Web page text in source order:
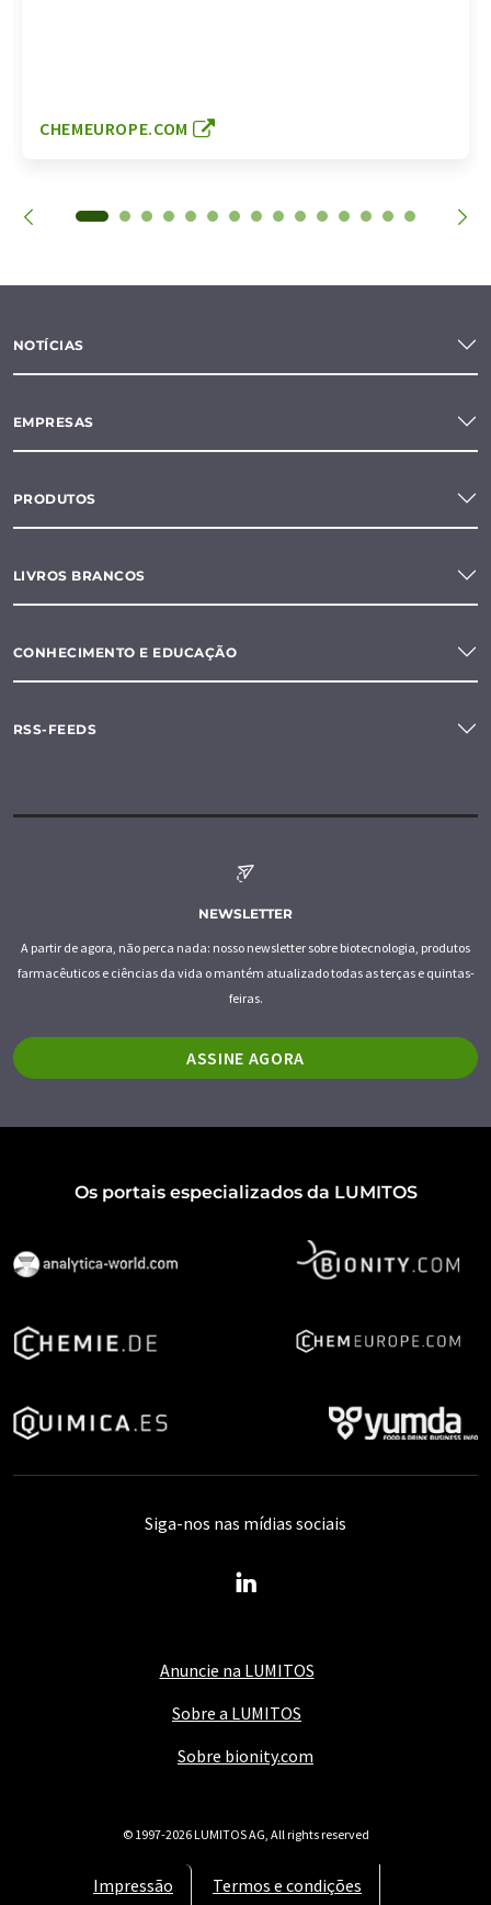
CHEMEUROPE.COM
NOTÍCIAS
EMPRESAS
PRODUTOS
LIVROS BRANCOS
CONHECIMENTO E EDUCAÇÃO
RSS-FEEDS
NEWSLETTER
A partir de agora, não perca nada: nosso newsletter sobre biotecnologia, produtos
farmacêuticos e ciências da vida o mantém atualizado todas as terças e quintas-
feiras.
ASSINE AGORA
Os portais especializados da LUMITOS
Anuncie na LUMITOS
Sobre a LUMITOS
Sobre bionity.com
Impressão Termos e condições
Siga-nos nas mídias sociais
© 1997-2026 LUMITOS AG, All rights reserved